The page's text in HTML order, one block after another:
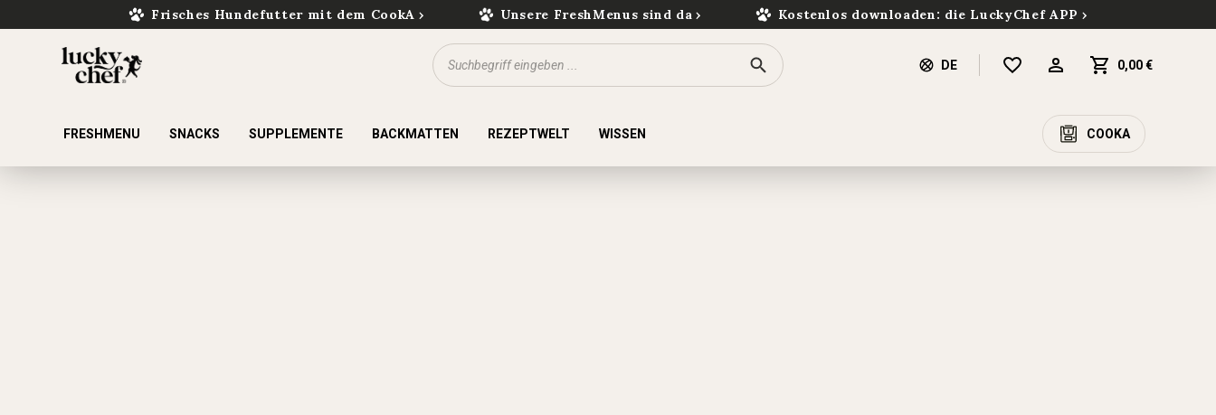
Frisches Hundefutter mit dem CookA Unsere FreshMenus sind da Kostenlos downloaden: die LuckyChef APP
DE 0,00 €
FRESHMENU SNACKS SUPPLEMENTE BACKMATTEN REZEPTWELT COOKA
WISSEN